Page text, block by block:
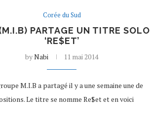
Corée du Sud
PARTAGE UN TITRE SOLO
‘RE$ET’
byNabi 11 mai 2014
M.I.B a partagé il y a une semaine une de
Le titre se nomme Re$et et en voici